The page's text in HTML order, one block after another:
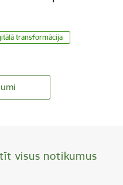
transformācija
visus notikumus